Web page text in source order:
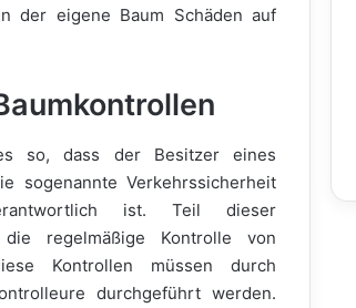
der eigene Baum Schäden auf
so, dass der Besitzer eines
sogenannte Verkehrssicherheit
ist. Teil dieser
regelmäßige Kontrolle von
Kontrollen müssen durch
durchgeführt werden.